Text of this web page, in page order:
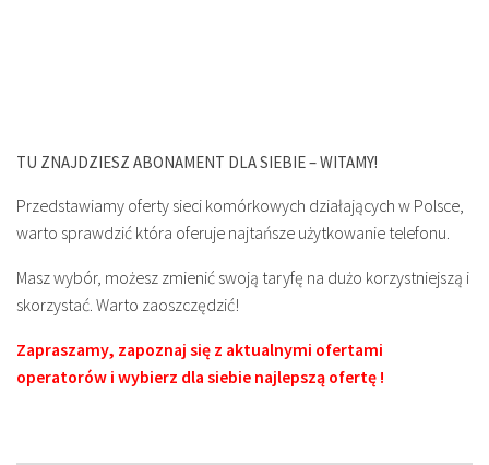
TU ZNAJDZIESZ ABONAMENT DLA SIEBIE – WITAMY!
Przedstawiamy oferty sieci komórkowych działających w Polsce,
warto sprawdzić która oferuje najtańsze użytkowanie telefonu.
Masz wybór, możesz zmienić swoją taryfę na dużo korzystniejszą i
skorzystać. Warto zaoszczędzić!
Zapraszamy, zapoznaj się z aktualnymi ofertami
operatorów i wybierz dla siebie najlepszą ofertę !